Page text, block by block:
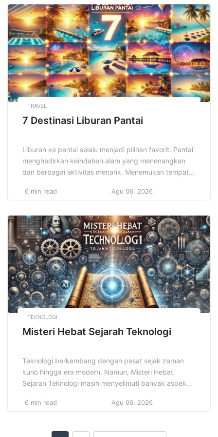
kebebasan finansial. Kemudahan akses internet dan
teknologi memudahkan pelaku usaha memulai bisnis
dengan modal yang lebih terjangkau. Teknologi digital
[…]
TRAVEL
7 Destinasi Liburan Pantai
Liburan ke pantai selalu menjadi pilihan favorit. Pantai
menghadirkan keindahan alam yang menenangkan
dan berbagai aktivitas menarik. Menemukan tempat
terlupakan. 7 Destinasi Liburan Pantai yang dipilih di
pengunjung. Indonesia memiliki garis pantai yang
sangat panjang. Setiap pantai membawa karakter
unik. Menjelajahi 7 Destinasi […]
6 min read Agu 06, 2026
TEKNOLOGI
Misteri Hebat Sejarah Teknologi
Teknologi berkembang dengan pesat sejak zaman
kuno hingga era modern. Namun, Misteri Hebat
Sejarah Teknologi masih menyelimuti banyak aspek
sekadar kumpulan fakta ilmiah, tetapi juga penuh
6 min read Agu 06, 2026